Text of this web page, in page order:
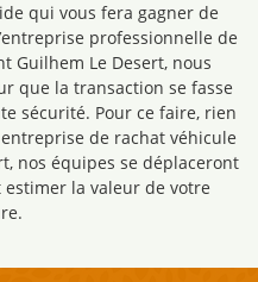
qui vous fera gagner de
professionnelle de
Guilhem Le Desert, nous
que la transaction se fasse
sécurité. Pour ce faire, rien
de rachat véhicule
nos équipes se déplaceront
la valeur de votre